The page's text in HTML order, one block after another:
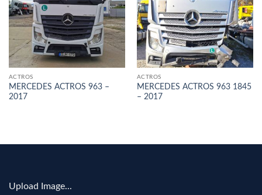
ACTROS
MERCEDES ACTROS 963 –
2017
ACTROS
MERCEDES ACTROS 963 1845
– 2017
Upload Image...